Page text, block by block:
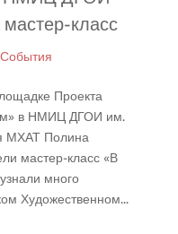
класс
События
Проекта
в НМИЦ ДГОИ им.
МХАТ Полина
мастер-класс «В
много
Художественном...